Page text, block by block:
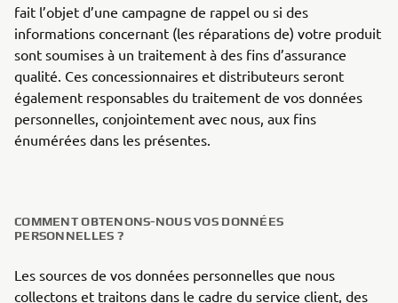
fait l’objet d’une campagne de rappel ou si des
informations concernant (les réparations de) votre produit
sont soumises à un traitement à des fins d’assurance
qualité. Ces concessionnaires et distributeurs seront
également responsables du traitement de vos données
personnelles, conjointement avec nous, aux fins
énumérées dans les présentes.
COMMENT OBTENONS-NOUS VOS DONNÉES
PERSONNELLES ?
Les sources de vos données personnelles que nous
collectons et traitons dans le cadre du service client, des